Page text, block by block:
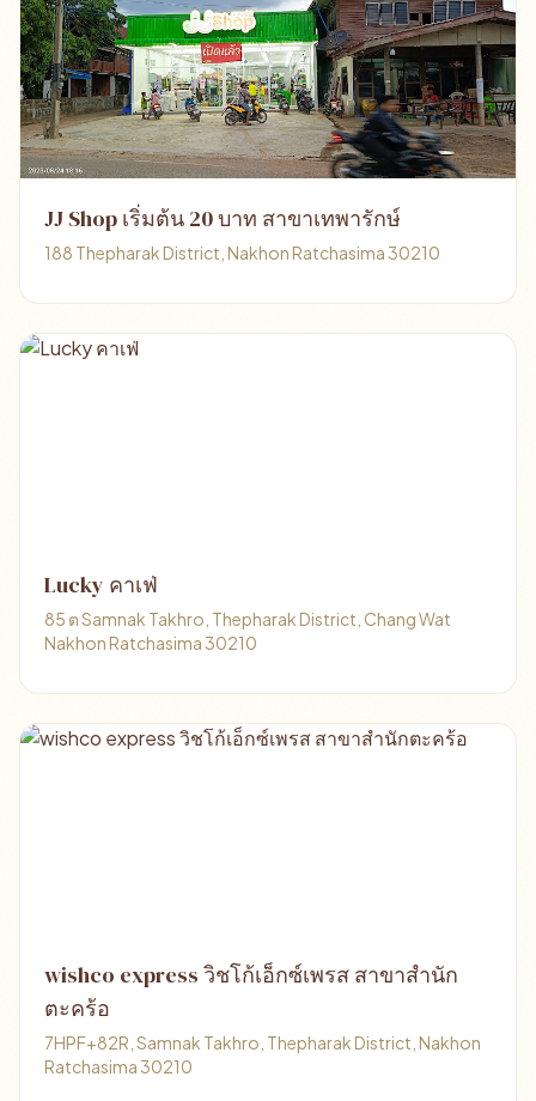
JJ Shop เริ่มต้น 20 บาท สาขาเทพารักษ์
188 Thepharak District, Nakhon Ratchasima 30210
Lucky คาเฟ่
85 ต Samnak Takhro, Thepharak District, Chang Wat
Nakhon Ratchasima 30210
wishco express วิชโก้เอ็กซ์เพรส สาขาสำนัก
ตะคร้อ
7HPF+82R, Samnak Takhro, Thepharak District, Nakhon
Ratchasima 30210